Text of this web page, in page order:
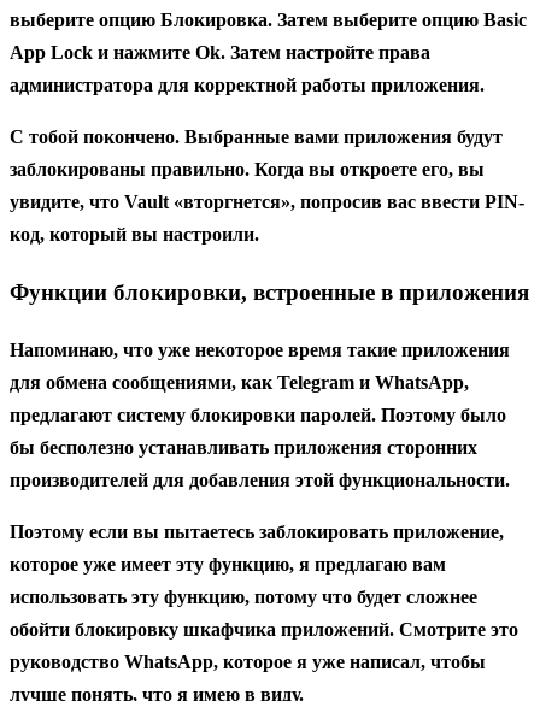
выберите опцию Блокировка. Затем выберите опцию Basic
App Lock и нажмите Ok. Затем настройте права
администратора для корректной работы приложения.
С тобой покончено. Выбранные вами приложения будут
заблокированы правильно. Когда вы откроете его, вы
увидите, что Vault «вторгнется», попросив вас ввести PIN-
код, который вы настроили.
Функции блокировки, встроенные в приложения
Напоминаю, что уже некоторое время такие приложения
для обмена сообщениями, как Telegram и WhatsApp,
предлагают систему блокировки паролей. Поэтому было
бы бесполезно устанавливать приложения сторонних
производителей для добавления этой функциональности.
Поэтому если вы пытаетесь заблокировать приложение,
которое уже имеет эту функцию, я предлагаю вам
использовать эту функцию, потому что будет сложнее
обойти блокировку шкафчика приложений. Смотрите это
руководство WhatsApp, которое я уже написал, чтобы
лучше понять, что я имею в виду.